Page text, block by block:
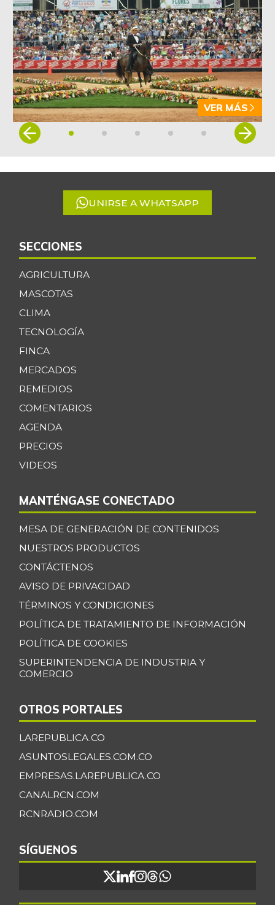
VER MÁS
Item
5
UNIRSE A WHATSAPP
SECCIONES
AGRICULTURA
MASCOTAS
CLIMA
TECNOLOGÍA
FINCA
MERCADOS
REMEDIOS
COMENTARIOS
AGENDA
PRECIOS
VIDEOS
MANTÉNGASE CONECTADO
MESA DE GENERACIÓN DE CONTENIDOS
NUESTROS PRODUCTOS
CONTÁCTENOS
AVISO DE PRIVACIDAD
TÉRMINOS Y CONDICIONES
POLÍTICA DE TRATAMIENTO DE INFORMACIÓN
POLÍTICA DE COOKIES
SUPERINTENDENCIA DE INDUSTRIA Y
COMERCIO
OTROS PORTALES
LAREPUBLICA.CO
ASUNTOSLEGALES.COM.CO
EMPRESAS.LAREPUBLICA.CO
CANALRCN.COM
RCNRADIO.COM
SÍGUENOS